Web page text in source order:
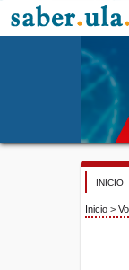
INICIO
Inicio >